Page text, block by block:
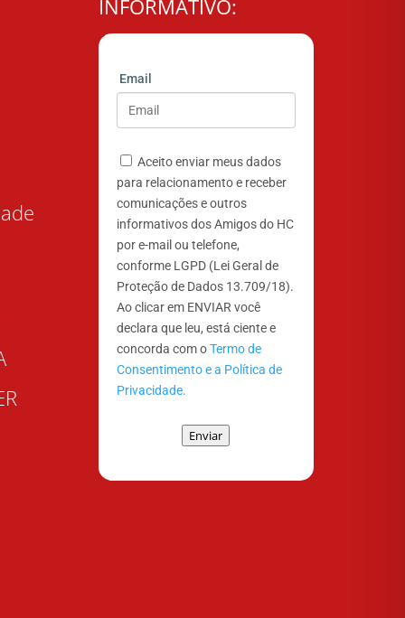
INFORMATIVO:
Email
Aceito enviar meus dados
para relacionamento e receber
comunicações e outros
informativos dos Amigos do HC
por e-mail ou telefone,
conforme LGPD (Lei Geral de
Proteção de Dados 13.709/18).
Ao clicar em ENVIAR você
declara que leu, está ciente e
concorda com oTermo de
Consentimento e a Política de
Privacidade.
Enviar